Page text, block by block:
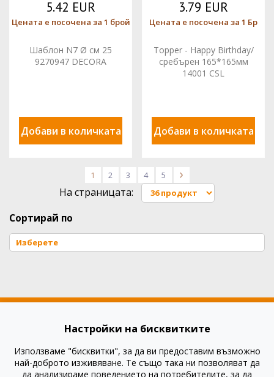
5.42 EUR
Цената е посочена за 1 брой
Шаблон N7 Ø см 25
9270947 DECORA
Добави в количката
3.79 EUR
Цената е посочена за 1 Бр
Topper - Happy Birthday/
сребърен 165*165мм
14001 CSL
Добави в количката
1 2 3 4 5 >
На страницата:
Сортирай по
Как да купя?
Как да платя?
Настройки на бисквитките
Използваме "бисквитки", за да ви предоставим възможно
най-доброто изживяване. Те също така ни позволяват да
да анализираме поведението на потребителите, за да